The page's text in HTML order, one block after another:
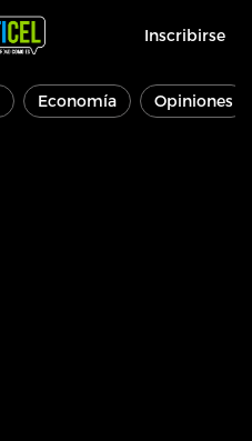
Inscribirse
Economía Opiniones